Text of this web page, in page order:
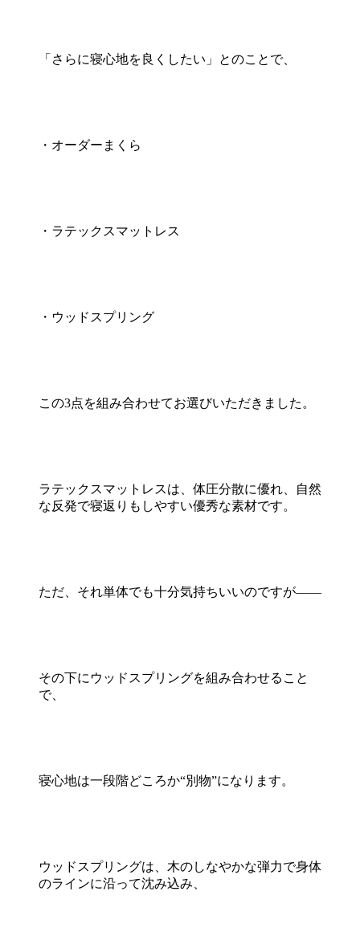
「さらに寝心地を良くしたい」とのことで、
・オーダーまくら
・ラテックスマットレス
・ウッドスプリング
この3点を組み合わせてお選びいただきました。
ラテックスマットレスは、体圧分散に優れ、自然
な反発で寝返りもしやすい優秀な素材です。
ただ、それ単体でも十分気持ちいいのですが――
その下にウッドスプリングを組み合わせること
で、
寝心地は一段階どころか“別物”になります。
ウッドスプリングは、木のしなやかな弾力で身体
のラインに沿って沈み込み、